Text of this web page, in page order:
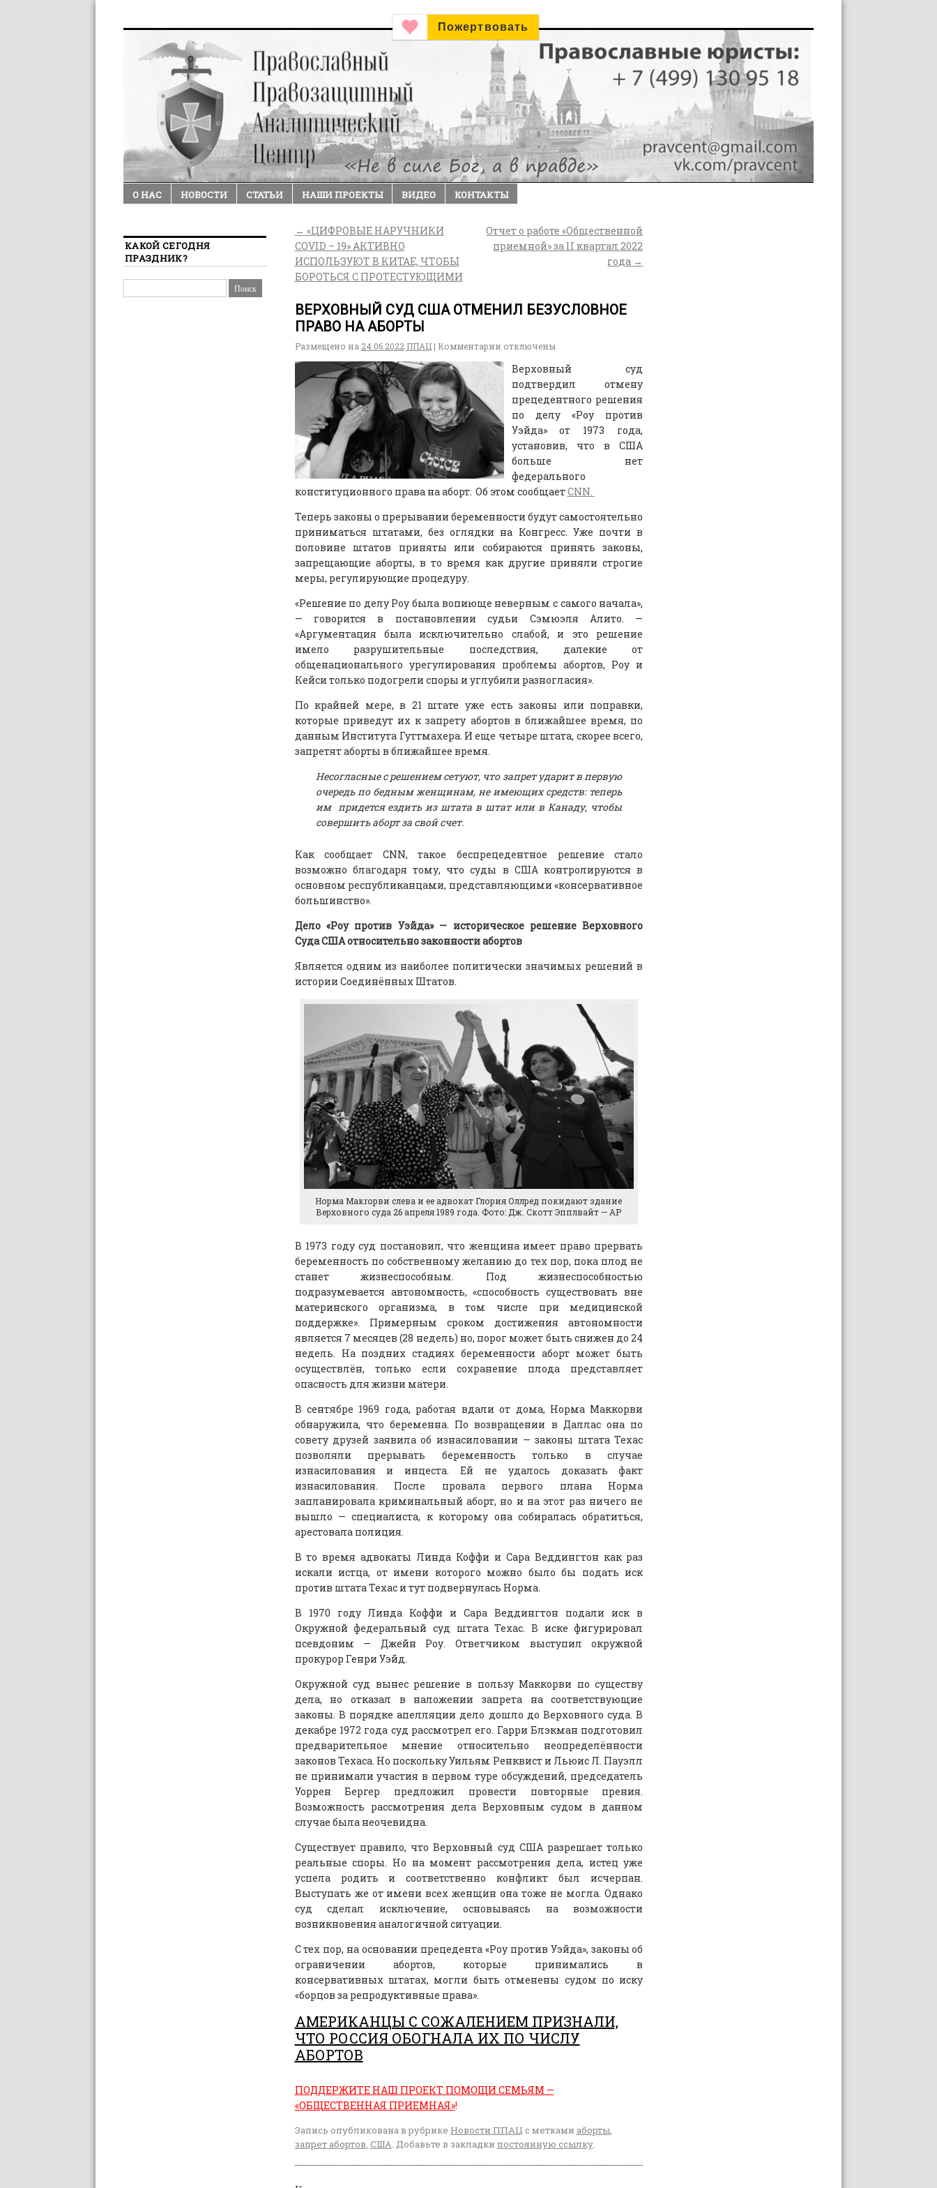
Пожертвовать
О НАС НОВОСТИ СТАТЬИ НАШИ ПРОЕКТЫ ВИДЕО КОНТАКТЫ
← «ЦИФРОВЫЕ НАРУЧНИКИ
COVID – 19» АКТИВНО
ИСПОЛЬЗУЮТ В КИТАЕ, ЧТОБЫ
БОРОТЬСЯ С ПРОТЕСТУЮЩИМИ
Отчет о работе «Общественной
приемной» за lI квартал 2022
года →
ВЕРХОВНЫЙ СУД США ОТМЕНИЛ БЕЗУСЛОВНОЕ
ПРАВО НА АБОРТЫ
Размещено на 24.06.2022 ППАЦ | Комментарии отключены
Верховный суд
подтвердил отмену
прецедентного решения
по делу «Роу против
Уэйда» от 1973 года,
установив, что в США
больше нет
федерального
конституционного права на аборт. Об этом сообщаетCNN.
Теперь законы о прерывании беременности будут самостоятельно
приниматься штатами, без оглядки на Конгресс. Уже почти в
половине штатов приняты или собираются принять законы,
запрещающие аборты, в то время как другие приняли строгие
меры, регулирующие процедуру.
«Решение по делу Роу была вопиюще неверным с самого начала»,
— говорится в постановлении судьи Сэмюэля Алито. —
«Аргументация была исключительно слабой, и это решение
имело разрушительные последствия, далекие от
общенационального урегулирования проблемы абортов, Роу и
Кейси только подогрели споры и углубили разногласия».
По крайней мере, в 21 штате уже есть законы или поправки,
которые приведут их к запрету абортов в ближайшее время, по
данным Института Гуттмахера. И еще четыре штата, скорее всего,
запретят аборты в ближайшее время.
Несогласные с решением сетуют, что запрет ударит в первую
очередь по бедным женщинам, не имеющих средств: теперь
им придется ездить из штата в штат или в Канаду, чтобы
совершить аборт за свой счет.
Как сообщает CNN, такое беспрецедентное решение стало
возможно благодаря тому, что суды в США контролируются в
основном республиканцами, представляющими «консервативное
большинство».
Дело «Роу против Уэйда» — историческое решение Верховного
Суда США относительно законности абортов
Является одним из наиболее политически значимых решений в
истории Соединённых Штатов.
Норма Макrорви слева и ее адвокат Глория Оллред покидают здание
Верховного суда 26 апреля 1989 года. Фото: Дж. Скотт Эпплвайт — AP
В 1973 году суд постановил, что женщина имеет право прервать
беременность по собственному желанию до тех пор, пока плод не
станет жизнеспособным. Под жизнеспособностью
подразумевается автономность, «способность существовать вне
материнского организма, в том числе при медицинской
поддержке». Примерным сроком достижения автономности
является 7 месяцев (28 недель) но, порог может быть снижен до 24
недель. На поздних стадиях беременности аборт может быть
осуществлён, только если сохранение плода представляет
опасность для жизни матери.
В сентябре 1969 года, работая вдали от дома, Норма Маккорви
обнаружила, что беременна. По возвращении в Даллас она по
совету друзей заявила об изнасиловании — законы штата Техас
позволяли прерывать беременность только в случае
изнасилования и инцеста. Ей не удалось доказать факт
изнасилования. После провала первого плана Норма
запланировала криминальный аборт, но и на этот раз ничего не
вышло — специалиста, к которому она собиралась обратиться,
арестовала полиция.
В то время адвокаты Линда Коффи и Сара Веддингтон как раз
искали истца, от имени которого можно было бы подать иск
против штата Техас и тут подвернулась Норма.
В 1970 году Линда Коффи и Сара Веддингтон подали иск в
Окружной федеральный суд штата Техас. В иске фигурировал
псевдоним — Джейн Роу. Ответчиком выступил окружной
прокурор Генри Уэйд.
Окружной суд вынес решение в пользу Маккорви по существу
дела, но отказал в наложении запрета на соответствующие
законы. В порядке апелляции дело дошло до Верховного суда. В
декабре 1972 года суд рассмотрел его. Гарри Блэкман подготовил
предварительное мнение относительно неопределённости
законов Техаса. Но поскольку Уильям Ренквист и Льюис Л. Пауэлл
не принимали участия в первом туре обсуждений, председатель
Уоррен Бергер предложил провести повторные прения.
Возможность рассмотрения дела Верховным судом в данном
случае была неочевидна.
Существует правило, что Верховный суд США разрешает только
реальные споры. Но на момент рассмотрения дела, истец уже
успела родить и соответственно конфликт был исчерпан.
Выступать же от имени всех женщин она тоже не могла. Однако
суд сделал исключение, основываясь на возможности
возникновения аналогичной ситуации.
С тех пор, на основании прецедента «Роу против Уэйда», законы об
ограничении абортов, которые принимались в
консервативных штатах, могли быть отменены судом по иску
«борцов за репродуктивные права».
АМЕРИКАНЦЫ С СОЖАЛЕНИЕМ ПРИЗНАЛИ,
ЧТО РОССИЯ ОБОГНАЛА ИХ ПО ЧИСЛУ
АБОРТОВ
ПОДДЕРЖИТЕ НАШ ПРОЕКТ ПОМОЩИ СЕМЬЯМ —
«ОБЩЕСТВЕННАЯ ПРИЕМНАЯ»!
Запись опубликована в рубрике Новости ППАЦ с метками аборты,
запрет абортов, США. Добавьте в закладки постоянную ссылку.
КАКОЙ СЕГОДНЯ
ПРАЗДНИК?